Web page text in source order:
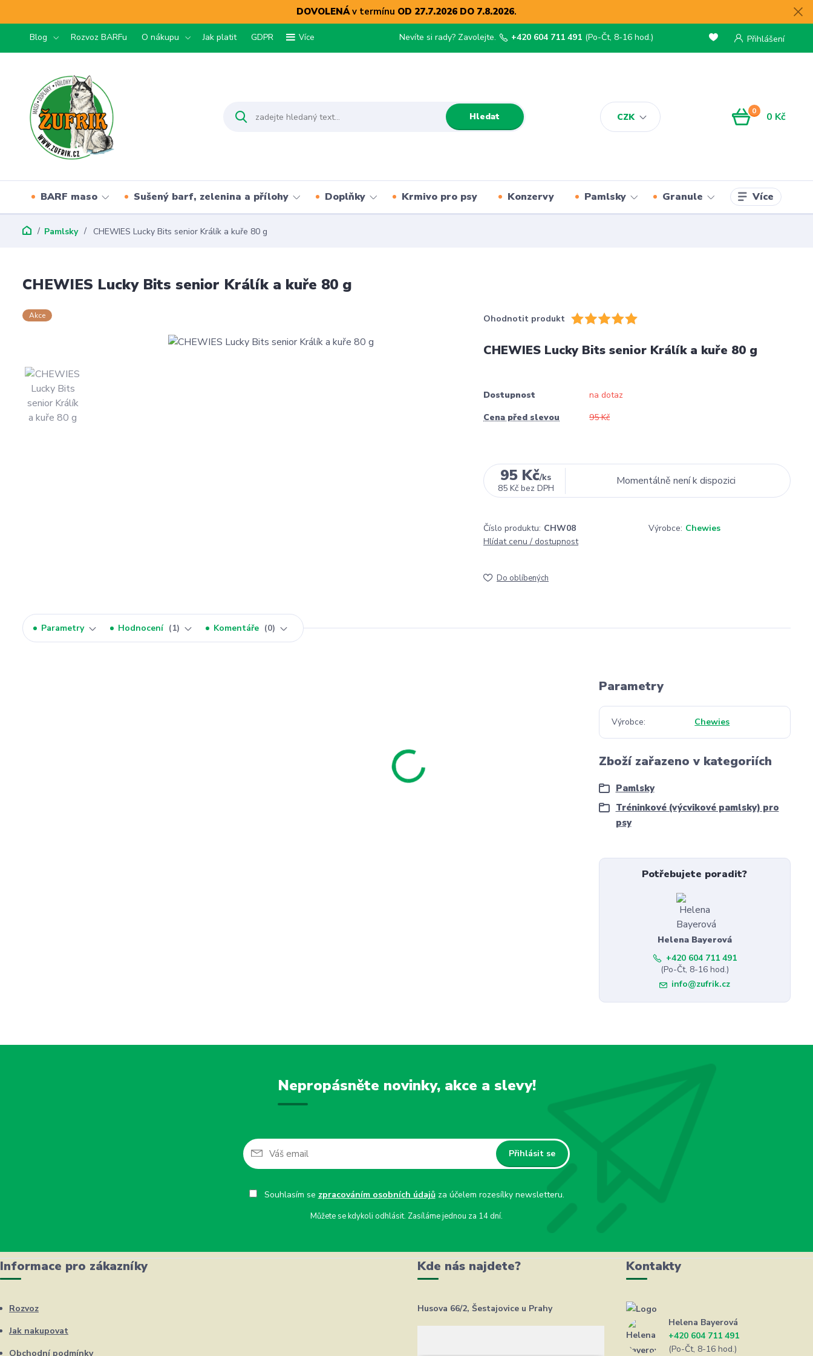
DOVOLENÁv termínu OD 27.7.2026 DO 7.8.2026.
Blog Rozvoz BARFu O nákupu Jak platit GDPR Více
CZK
Přihlášení
Hledat
Nevíte si rady? Zavolejte. +420 604 711 491 (Po-Čt, 8-16 hod.)
0 0 Kč
BARF maso Sušený barf, zelenina a přílohy Doplňky Krmivo pro psy Konzervy Pamlsky Granule Více
Pamlsky CHEWIES Lucky Bits senior Králík a kuře 80 g
CHEWIES Lucky Bits senior Králík a kuře 80 g
Akce Ohodnotit produkt
CHEWIES Lucky Bits senior Králík a kuře 80 g
Dostupnost
na dotaz
Cena před slevou
95 Kč
95 Kč/ks
85 Kč bez DPH
Momentálně není k dispozici
Číslo produktu: CHW08 Výrobce: Chewies
Hlídat cenu / dostupnost
Do oblíbených
Parametry Hodnocení 1 Komentáře 0
Parametry
Výrobce Chewies
Zboží zařazeno v kategoriích
Pamlsky
Tréninkové (výcvikové pamlsky) pro
psy
Potřebujete poradit?
Helena Bayerová
+420 604 711 491
(Po-Čt, 8-16 hod.)
info@zufrik.cz
Nepropásněte novinky, akce a slevy!
Přihlásit se
Souhlasím se zpracováním osobních údajůza účelem rozesílky newsletteru.
Můžete se kdykoli odhlásit. Zasíláme jednou za 14 dní.
Informace pro zákazníky
Rozvoz
Jak nakupovat
Obchodní podmínky
Kde nás najdete?
Husova 66/2, Šestajovice u Prahy
Kontakty
Helena Bayerová
+420 604 711 491
(Po-Čt, 8-16 hod.)